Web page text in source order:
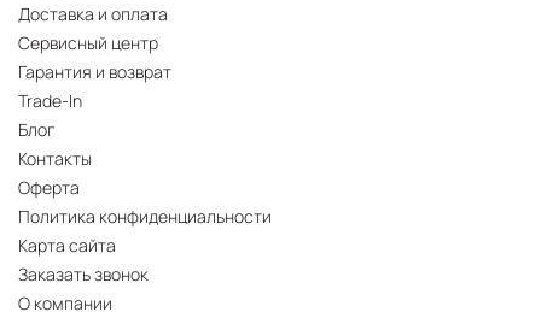
Доставка и оплата
Сервисный центр
Гарантия и возврат
Trade-In
Блог
Контакты
Оферта
Политика конфиденциальности
Карта сайта
Заказать звонок
О компании